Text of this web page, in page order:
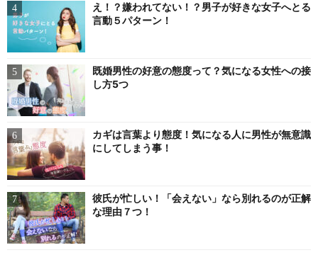
え！？嫌われてない！？男子が好きな女子へとる
言動５パターン！
既婚男性の好意の態度って？気になる女性への接
し方5つ
カギは言葉より態度！気になる人に男性が無意識
にしてしまう事！
彼氏が忙しい！「会えない」なら別れるのが正解
な理由７つ！